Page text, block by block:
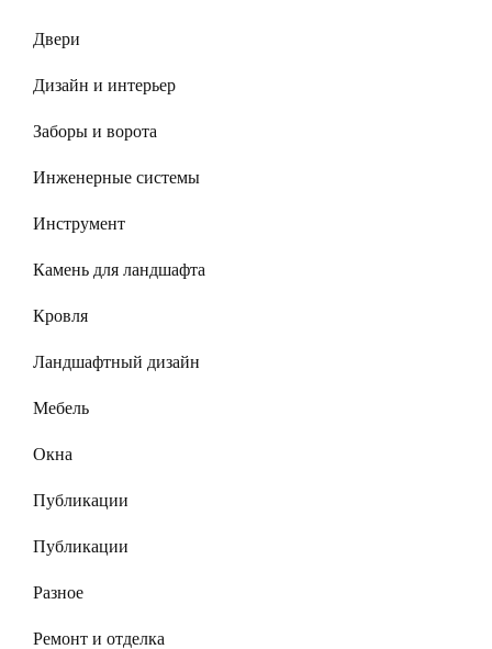
Двери
Дизайн и интерьер
Заборы и ворота
Инженерные системы
Инструмент
Камень для ландшафта
Кровля
Ландшафтный дизайн
Мебель
Окна
Публикации
Публикации
Разное
Ремонт и отделка